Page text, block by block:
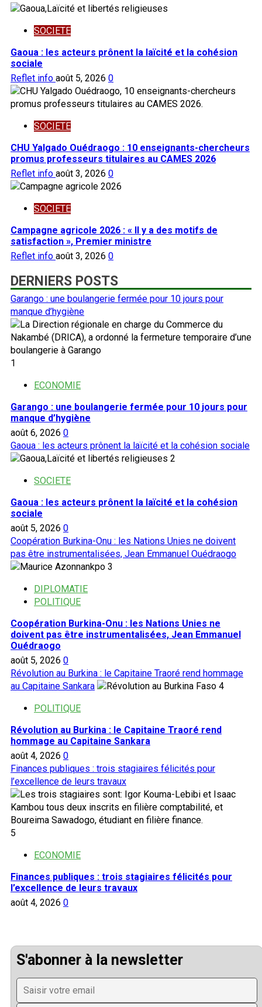
SOCIETE
Gaoua : les acteurs prônent la laïcité et la cohésion
sociale
Reflet info août 5, 2026 0
SOCIETE
CHU Yalgado Ouédraogo : 10 enseignants-chercheurs
promus professeurs titulaires au CAMES 2026
Reflet info août 3, 2026 0
SOCIETE
Campagne agricole 2026 : « Il y a des motifs de
satisfaction », Premier ministre
Reflet info août 3, 2026 0
DERNIERS POSTS
Garango : une boulangerie fermée pour 10 jours pour
manque d’hygiène
1
ECONOMIE
Garango : une boulangerie fermée pour 10 jours pour
manque d’hygiène
août 6, 2026 0
Gaoua : les acteurs prônent la laïcité et la cohésion sociale
2
SOCIETE
Gaoua : les acteurs prônent la laïcité et la cohésion
sociale
août 5, 2026 0
Coopération Burkina-Onu : les Nations Unies ne doivent
pas être instrumentalisées, Jean Emmanuel Ouédraogo
3
DIPLOMATIE
POLITIQUE
Coopération Burkina-Onu : les Nations Unies ne
doivent pas être instrumentalisées, Jean Emmanuel
Ouédraogo
août 5, 2026 0
Révolution au Burkina : le Capitaine Traoré rend hommage
au Capitaine Sankara
4
POLITIQUE
Révolution au Burkina : le Capitaine Traoré rend
hommage au Capitaine Sankara
août 4, 2026 0
Finances publiques : trois stagiaires félicités pour
l’excellence de leurs travaux
5
ECONOMIE
Finances publiques : trois stagiaires félicités pour
l’excellence de leurs travaux
août 4, 2026 0
S'abonner à la newsletter